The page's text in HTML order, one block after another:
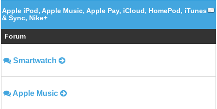
Apple iPod, Apple Music, Apple Pay, iCloud, HomePod, iTunes
& Sync, Nike+
Forum
Smartwatch
Apple Music